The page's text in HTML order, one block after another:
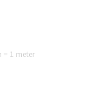
= 1 meter